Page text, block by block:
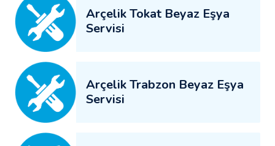
Arçelik Tokat Beyaz Eşya
Servisi
Arçelik Trabzon Beyaz Eşya
Servisi